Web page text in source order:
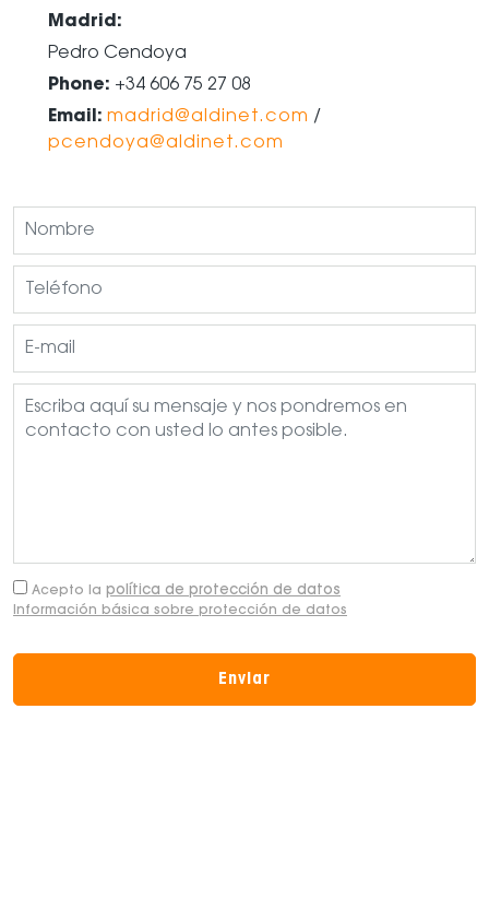
Madrid:
Pedro Cendoya
Phone: +34 606 75 27 08
Email: madrid@aldinet.com /
pcendoya@aldinet.com
Acepto la política de protección de datos
Información básica sobre protección de datos
Enviar